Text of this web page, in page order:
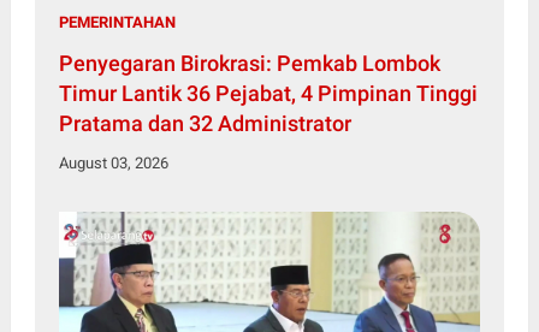
PEMERINTAHAN
Penyegaran Birokrasi: Pemkab Lombok
Timur Lantik 36 Pejabat, 4 Pimpinan Tinggi
Pratama dan 32 Administrator
August 03, 2026